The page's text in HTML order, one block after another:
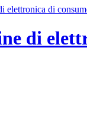
di